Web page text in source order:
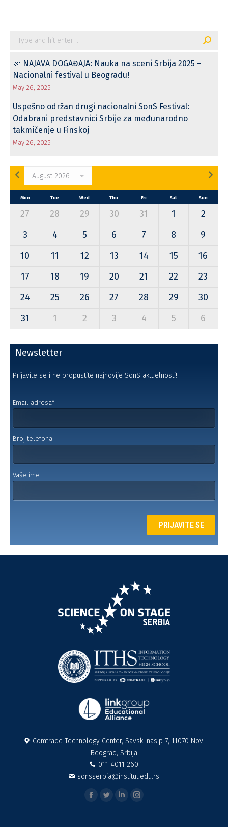
Search:
🎉 NAJAVA DOGAĐAJA: Nauka na sceni Srbija 2025 –
Nacionalni festival u Beogradu!
May 26, 2025
Uspešno održan drugi nacionalni SonS Festival:
Odabrani predstavnici Srbije za međunarodno
takmičenje u Finskoj
May 26, 2025
Mon Tue Wed Thu Fri Sat Sun
27 28 29 30 31 1
2
3
4 5 6 7 8
9
10
11 12 13 14 15
16
17
18 19 20 21 22
23
24
25 26 27 28 29
30
31
1 2 3 4 5 6
Newsletter
Prijavite se i ne propustite najnovije SonS aktuelnosti!
Email adresa*
Broj telefona
Vaše ime
Comtrade Technology Center, Savski nasip 7, 11070 Novi
Beograd, Srbija
011 4011 260
sonsserbia@institut.edu.rs
Find us on:
LinkedinInstagram